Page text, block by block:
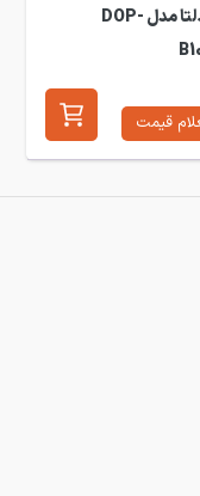
HMI دلتا مدل DOP-
قیمت